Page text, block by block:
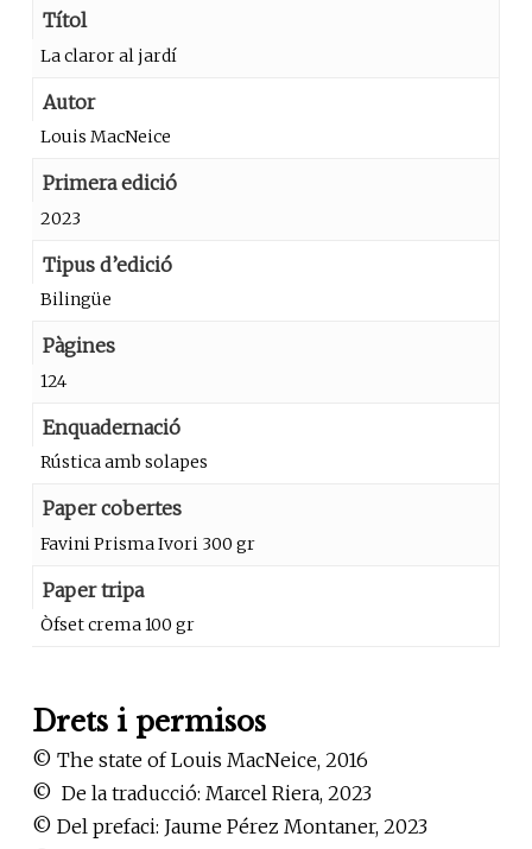
Títol
La claror al jardí
Autor
Louis MacNeice
Primera edició
2023
Tipus d’edició
Bilingüe
Pàgines
124
Enquadernació
Rústica amb solapes
Paper cobertes
Favini Prisma Ivori 300 gr
Paper tripa
Òfset crema 100 gr
Drets i permisos
© The state of Louis MacNeice, 2016
© De la traducció: Marcel Riera, 2023
© Del prefaci: Jaume Pérez Montaner, 2023